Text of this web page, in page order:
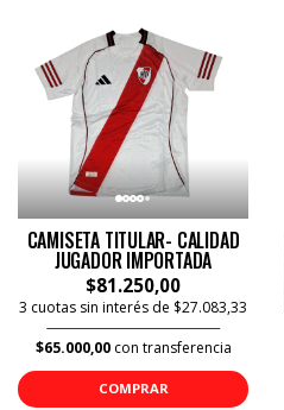
CAMISETA TITULAR- CALIDAD
JUGADOR IMPORTADA
$81.250,00
3 cuotas sin interés de $27.083,33
$65.000,00con transferencia
COMPRAR